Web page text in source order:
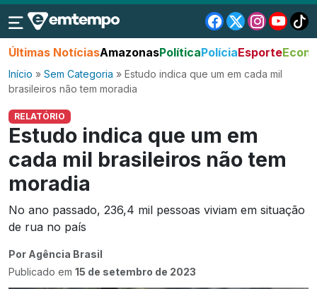
Últimas NotíciasAmazonasPolíticaPolíciaEsporte
Início » Sem Categoria » Estudo indica que um em cada mil
brasileiros não tem moradia
RELATÓRIO
Estudo indica que um em
cada mil brasileiros não tem
moradia
No ano passado, 236,4 mil pessoas viviam em situação
de rua no país
Por Agência Brasil
Publicado em 15 de setembro de 2023